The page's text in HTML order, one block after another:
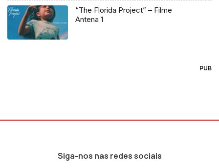
“The Florida Project” – Filme
Antena 1
PUB
Siga-nos nas redes sociais